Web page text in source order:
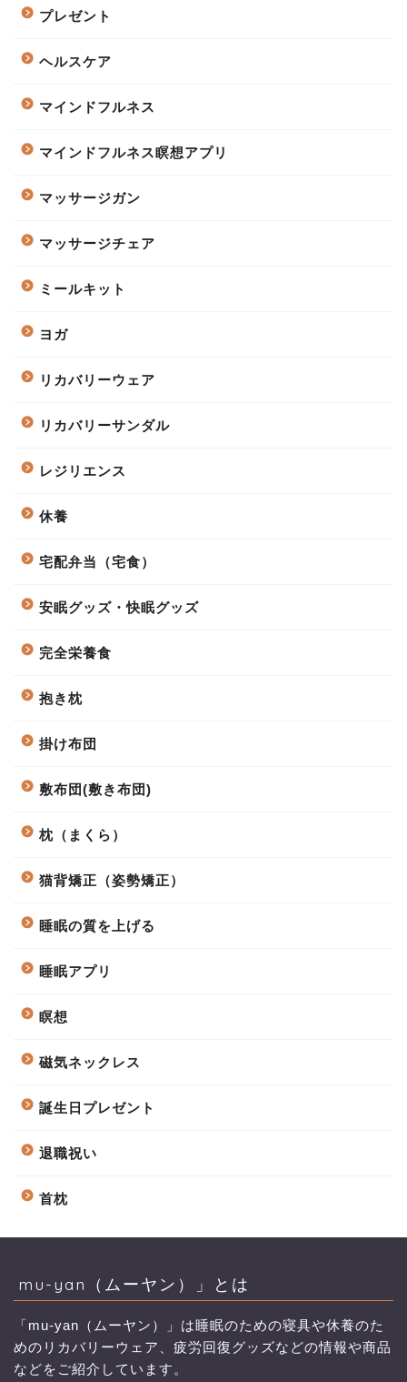
プレゼント
ヘルスケア
マインドフルネス
マインドフルネス瞑想アプリ
マッサージガン
マッサージチェア
ミールキット
ヨガ
リカバリーウェア
リカバリーサンダル
レジリエンス
休養
宅配弁当（宅食）
安眠グッズ・快眠グッズ
完全栄養食
抱き枕
掛け布団
敷布団(敷き布団)
枕（まくら）
猫背矯正（姿勢矯正）
睡眠の質を上げる
睡眠アプリ
瞑想
磁気ネックレス
誕生日プレゼント
退職祝い
首枕
mu-yan（ムーヤン）」とは
「mu-yan（ムーヤン）」は睡眠のための寝具や休養のた
めのリカバリーウェア、疲労回復グッズなどの情報や商品
などをご紹介しています。